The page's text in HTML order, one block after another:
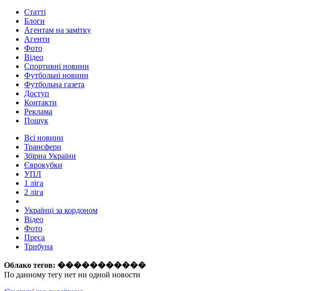
Статті
Блоги
Агентам на замітку
Агенти
Фото
Відео
Спортивні новини
Футбольні новини
Футбольна газета
Доступ
Контакти
Реклама
Пошук
Всі новини
Трансфери
Збірна України
Єврокубки
УПЛ
1 ліга
2 ліга
Українці за кордоном
Відео
Фото
Преса
Трибуна
Облако тегов: �����������
По данному тегу нет ни одной новости